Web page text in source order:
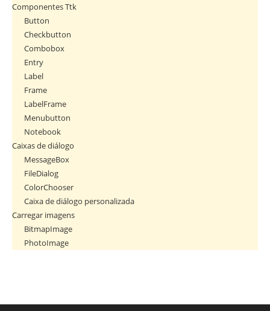
Componentes Ttk
Button
Checkbutton
Combobox
Entry
Label
Frame
LabelFrame
Menubutton
Notebook
Caixas de diálogo
MessageBox
FileDialog
ColorChooser
Caixa de diálogo personalizada
Carregar imagens
BitmapImage
PhotoImage